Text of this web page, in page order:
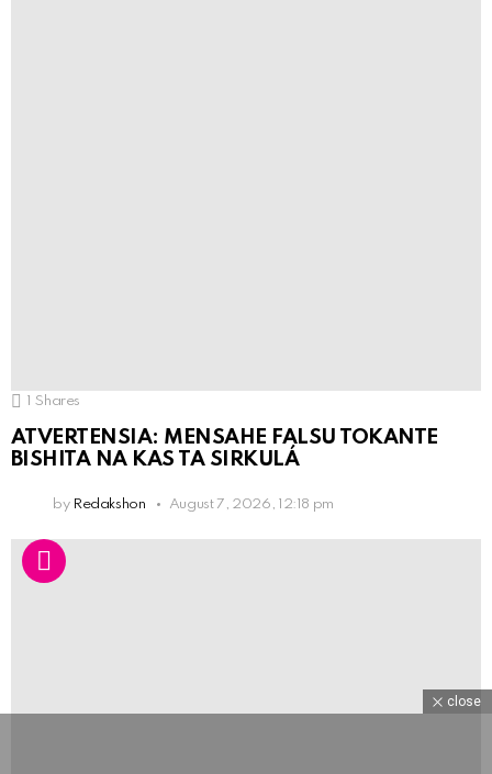
Shares
ATVERTENSIA: MENSAHE FALSU TOKANTE
BISHITA NA KAS TA SIRKULÁ
by Redakshon August 7, 2026, 12:18 pm
close